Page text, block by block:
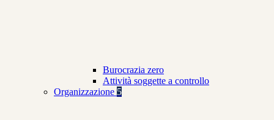
Burocrazia zero
Attività soggette a controllo
Organizzazione 5